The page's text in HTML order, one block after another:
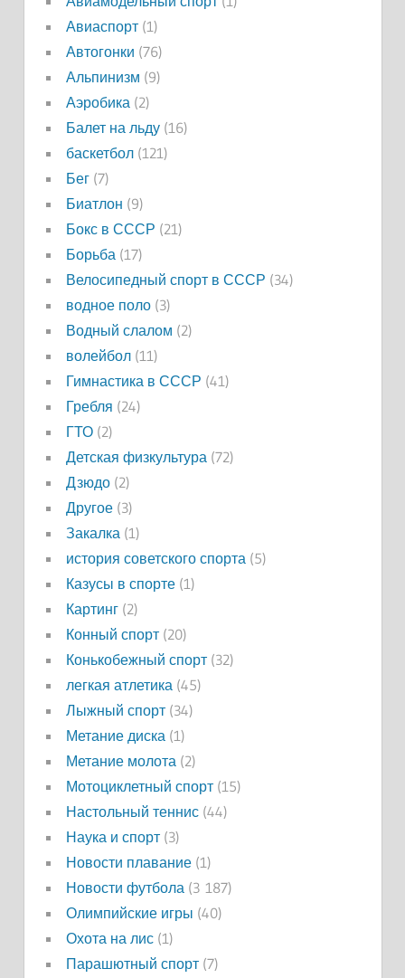
Авиаспорт(1)
Автогонки (76)
Альпинизм (9)
Аэробика (2)
Балет на льду(16)
баскетбол(121)
Бег(7)
Биатлон (9)
Бокс в СССР (21)
Борьба (17)
Велосипедный спорт в СССР (34)
водное поло(3)
Водный слалом (2)
волейбол(11)
Гимнастика в СССР (41)
Гребля (24)
ГТО(2)
Детская физкультура (72)
Дзюдо(2)
Другое(3)
Закалка (1)
история советского спорта (5)
Казусы в спорте(1)
Картинг(2)
Конный спорт(20)
Конькобежный спорт(32)
легкая атлетика (45)
Лыжный спорт(34)
Метание диска (1)
Метание молота (2)
Мотоциклетный спорт(15)
Настольный теннис(44)
Наука и спорт(3)
Новости плавание(1)
Новости футбола (3 187)
Олимпийские игры (40)
Охота на лис(1)
Парашютный спорт(7)